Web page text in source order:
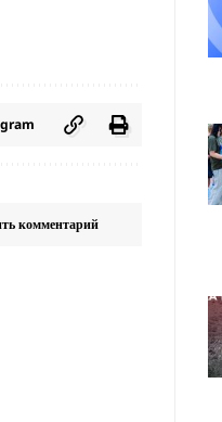
комментарий